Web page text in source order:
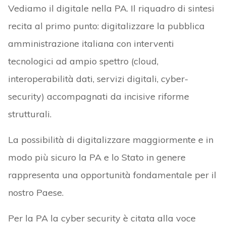
Vediamo il digitale nella PA. Il riquadro di sintesi
recita al primo punto: digitalizzare la pubblica
amministrazione italiana con interventi
tecnologici ad ampio spettro (cloud,
interoperabilità dati, servizi digitali, cyber-
security) accompagnati da incisive riforme
strutturali.
La possibilità di digitalizzare maggiormente e in
modo più sicuro la PA e lo Stato in genere
rappresenta una opportunità fondamentale per il
nostro Paese.
Per la PA la cyber security è citata alla voce